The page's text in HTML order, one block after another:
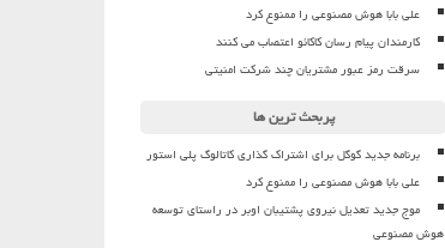
علی بابا هوش مصنوعی را ممنوع کرد
کارمندان پیام رسان کاکائو اعتصاب می کنند
سرقت رمز عبور مشتریان چند شرکت امنیتی
پربحث ترین ها
برنامه جدید گوگل برای اشتراک گذاری کاتالوگ پلی استور
علی بابا هوش مصنوعی را ممنوع کرد
موج جدید تعدیل نیروی پشتیبان اوبر در راستای توسعه
هوش مصنوعی